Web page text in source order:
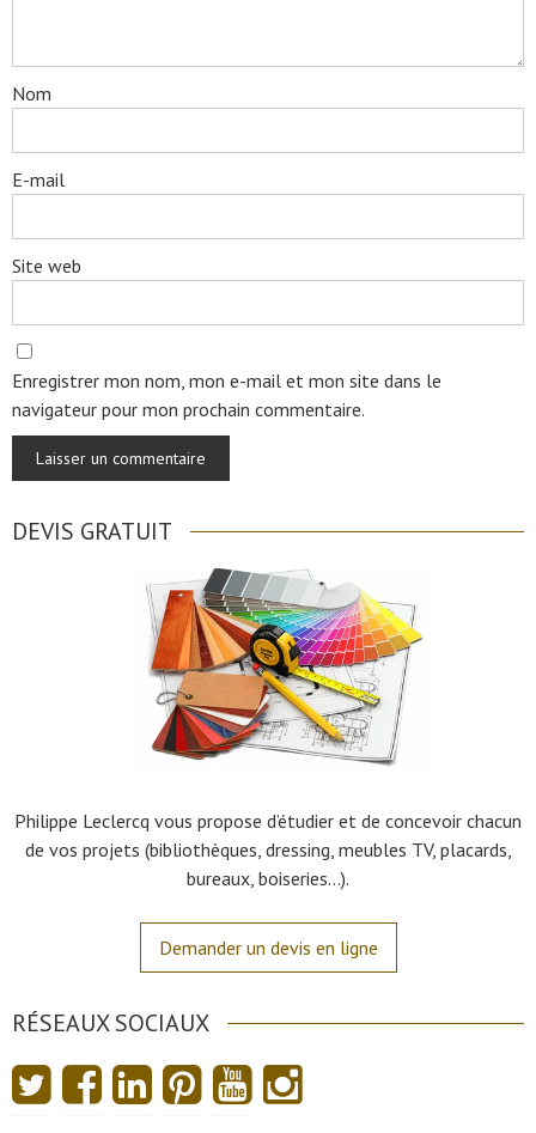
Nom
E-mail
Site web
Enregistrer mon nom, mon e-mail et mon site dans le
navigateur pour mon prochain commentaire.
DEVIS GRATUIT
Philippe Leclercq vous propose d’étudier et de concevoir chacun
de vos projets (bibliothèques, dressing, meubles TV, placards,
bureaux, boiseries…).
Demander un devis en ligne
RÉSEAUX SOCIAUX